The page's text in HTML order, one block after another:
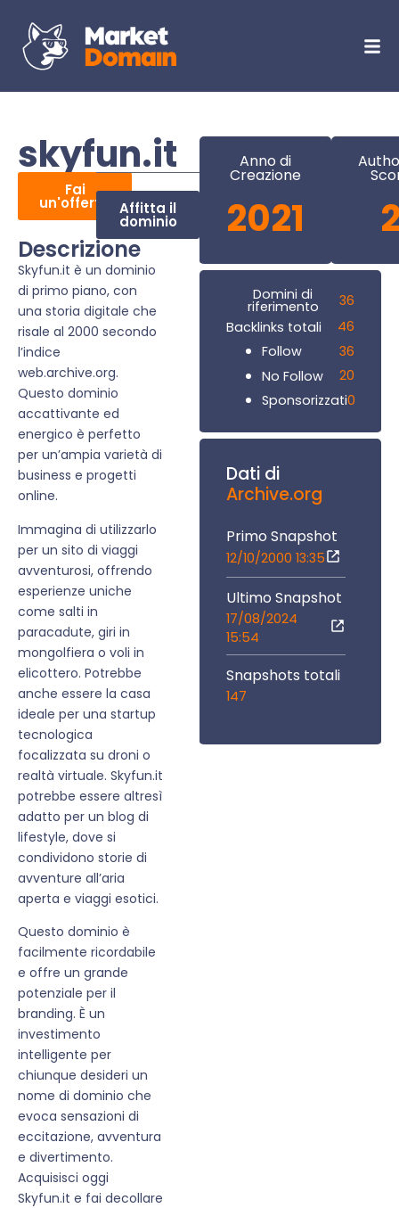
skyfun.it
Fai
un'offerta Affitta il
dominio
Descrizione
Skyfun.it è un dominio
di primo piano, con
una storia digitale che
risale al 2000 secondo
l’indice
web.archive.org.
Questo dominio
accattivante ed
energico è perfetto
per un’ampia varietà di
business e progetti
online.
Immagina di utilizzarlo
per un sito di viaggi
avventurosi, offrendo
esperienze uniche
come salti in
paracadute, giri in
mongolfiera o voli in
elicottero. Potrebbe
anche essere la casa
ideale per una startup
tecnologica
focalizzata su droni o
realtà virtuale. Skyfun.it
potrebbe essere altresì
adatto per un blog di
lifestyle, dove si
condividono storie di
avventure all’aria
aperta e viaggi esotici.
Questo dominio è
facilmente ricordabile
e offre un grande
potenziale per il
branding. È un
investimento
intelligente per
chiunque desideri un
nome di dominio che
evoca sensazioni di
eccitazione, avventura
e divertimento.
Acquisisci oggi
Skyfun.it e fai decollare
Anno di
Creazione
2021
Domini di
riferimento
36
Backlinks totali
46
Follow
36
No Follow
20
Sponsorizzati0
Dati di
Archive.org
Primo Snapshot
12/10/2000 13:35
Ultimo Snapshot
17/08/2024
15:54
Snapshots totali
147